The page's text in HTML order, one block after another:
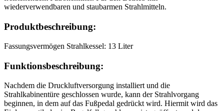
wiederverwendbaren und staubarmen Strahlmitteln.
Produktbeschreibung:
Fassungsvermögen Strahlkessel: 13 Liter
Funktionsbeschreibung:
Nachdem die Druckluftversorgung installiert und die
Strahlkabinentüre geschlossen wurde, kann der Strahlvorgang
beginnen, in dem auf das Fußpedal gedrückt wird. Hiermit wird das